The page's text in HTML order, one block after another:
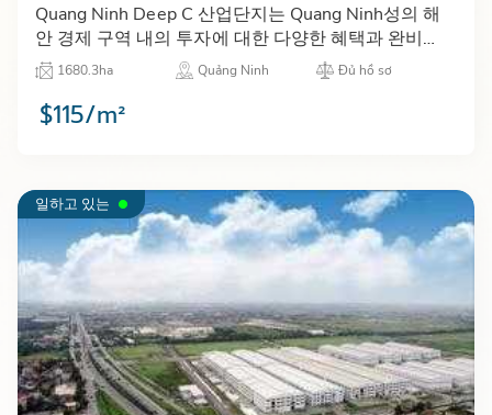
Quang Ninh Deep C 산업단지는 Quang Ninh성의 해
안 경제 구역 내의 투자에 대한 다양한 혜택과 완비된
인프라를 제공한다.…
1680.3ha Quảng Ninh Đủ hồ sơ
$115/m²
일하고 있는